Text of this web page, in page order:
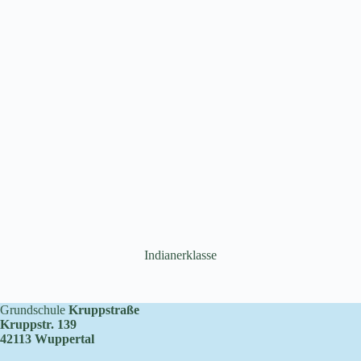
Indianerklasse
Grundschule Kruppstraße
Kruppstr. 139
42113 Wuppertal